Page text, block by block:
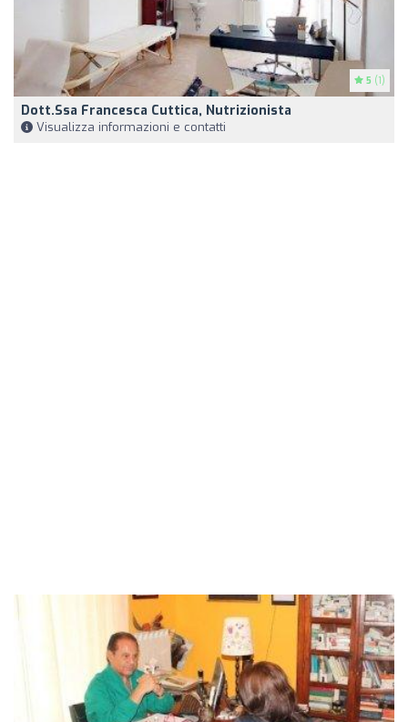
5 (1)
Dott.ssa Francesca Cuttica, Nutrizionista
Visualizza informazioni e contatti